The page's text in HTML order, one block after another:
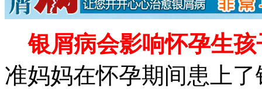
银屑病会影响怀孕生孩
准妈妈在怀孕期间患上